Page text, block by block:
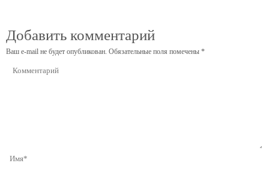
Добавить комментарий
Ваш e-mail не будет опубликован. Обязательные поля помечены *